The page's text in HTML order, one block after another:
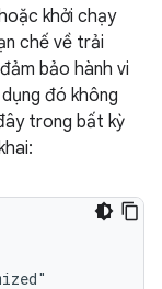
khởi chạy
chế về trải
bảo hành vi
đó không
trong bất kỳ